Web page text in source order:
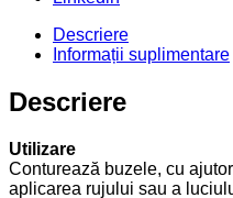
Descriere
Informații suplimentare
Descriere
Utilizare
Conturează buzele, cu
aplicarea rujului sau a